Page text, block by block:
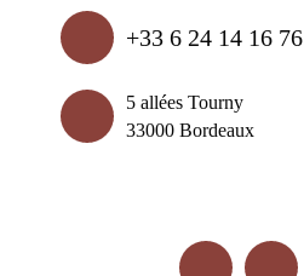
+33 6 24 14 16 76
5 allées Tourny
33000 Bordeaux